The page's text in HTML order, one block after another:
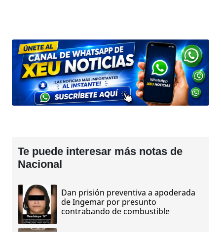
Te puede interesar más notas de
Nacional
Dan prisión preventiva a apoderada
de Ingemar por presunto
contrabando de combustible